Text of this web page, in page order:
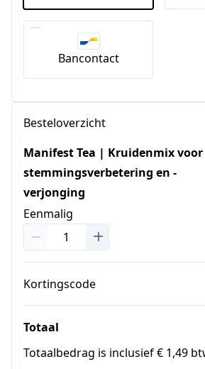
Bancontact
Besteloverzicht
Manifest Tea | Kruidenmix voor
stemmingsverbetering en -
verjonging
Eenmalig
Kortingscode
Totaal
Totaalbedrag is inclusief € 1,49